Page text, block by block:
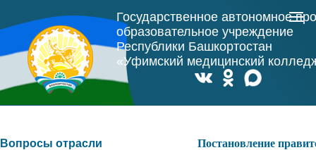
Государственное автономное
образовательное учреждение
Республики Башкортостан
«Уфимский медицинский
Постановление
Вопросы отрасли